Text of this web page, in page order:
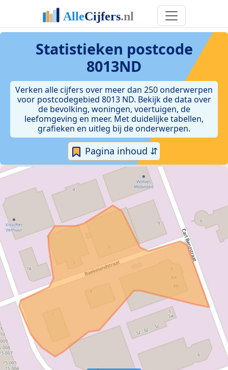
Statistieken postcode
8013ND
Verken alle cijfers over meer dan 250 onderwerpen
voor postcodegebied 8013 ND. Bekijk de data over
de bevolking, woningen, voertuigen, de
leefomgeving en meer. Met duidelijke tabellen,
grafieken en uitleg bij de onderwerpen.
Pagina inhoud ⇵